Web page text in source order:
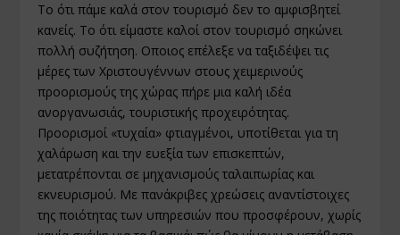
Το ότι πάμε καλά στον τουρισμό δεν το αμφισβητεί
κανείς. Το ότι είμαστε καλοί στον τουρισμό σηκώνει
πολλή συζήτηση. Οποιος επέλεξε να ταξιδέψει τις
μέρες των Χριστουγέννων στους χειμερινούς
προορισμούς της χώρας πήρε μια καλή ιδέα
ανοργανωσιάς, τουριστικής προχειρότητας.
Προορισμοί «τυχαία» φτιαγμένοι, υποτίθεται για τη
χαλάρωση και την ευεξία των επισκεπτών,
μετατρέπονται σε μηχανισμούς ταλαιπωρίας και
εκνευρισμού. Με πανάκριβες χρεώσεις αναντίστοιχες
της ποιότητας των υπηρεσιών που προσφέρουν, χωρίς